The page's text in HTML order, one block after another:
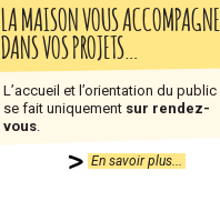
LA MAISON VOUS ACCOMPAGNE
DANS VOS PROJETS…
L’accueil et l’orientation du public
se fait uniquement sur rendez-
vous
En savoir plus...